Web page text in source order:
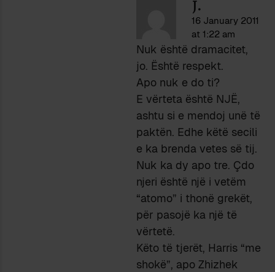
J.
16 January 2011
at 1:22 am
Nuk është dramacitet,
jo. Është respekt.
Apo nuk e do ti?
E vërteta është NJË,
ashtu si e mendoj unë të
paktën. Edhe këtë secili
e ka brenda vetes së tij.
Nuk ka dy apo tre. Çdo
njeri është një i vetëm
“atomo” i thonë grekët,
për pasojë ka një të
vërtetë.
Këto të tjerët, Harris “me
shokë”, apo Zhizhek